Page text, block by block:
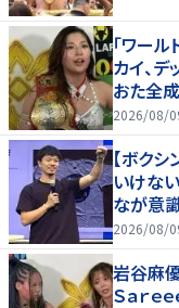
「ワー
カイ、
おた全
2026/08/
【ボク
いけな
なが意
2026/08/
岩谷麻
Ｓａｒ